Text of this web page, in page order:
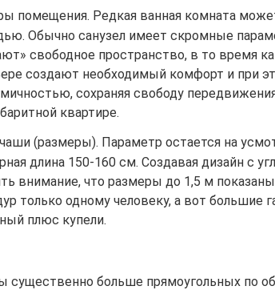
помещения. Редкая ванная комната
Обычно санузел имеет скромные
свободное пространство, в то время
создают необходимый комфорт и при
сохраняя свободу
квартире.
(размеры). Параметр остается на
длина 150-160 см. Создавая дизайн с
внимание, что размеры до 1,5 м
только одному человеку, а вот большие
плюс купели.
существенно больше прямоугольных по